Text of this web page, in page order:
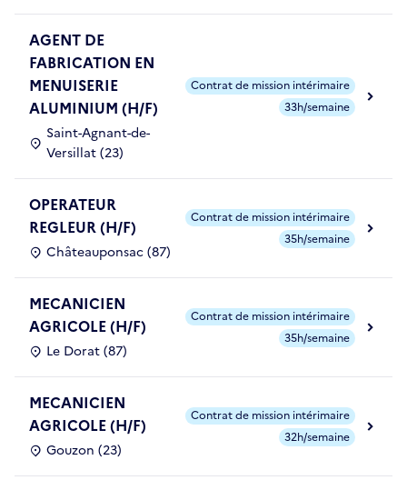
AGENT DE
FABRICATION EN
MENUISERIE
ALUMINIUM (H/F)
Saint-Agnant-de-
Versillat (23)
Contrat de mission intérimaire
33h/semaine
OPERATEUR
REGLEUR (H/F)
Châteauponsac (87)
Contrat de mission intérimaire
35h/semaine
MECANICIEN
AGRICOLE (H/F)
Le Dorat (87)
Contrat de mission intérimaire
35h/semaine
MECANICIEN
AGRICOLE (H/F)
Gouzon (23)
Contrat de mission intérimaire
32h/semaine